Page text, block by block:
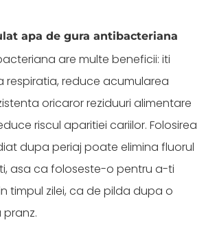
apa de gura antibacteriana
are multe beneficii: iti
reduce acumularea
oricaror reziduuri alimentare
riscul aparitiei cariilor. Folosirea
dupa periaj poate elimina fluorul
asa ca foloseste-o pentru a-ti
timpul zilei, ca de pilda dupa o